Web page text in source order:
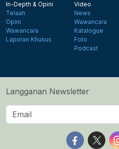
In-Depth & Opini
Telaah
Opini
Wawancara
Laporan Khusus
Video
News
Wawancara
Katalogue
Foto
Podcast
Langganan Newsletter
Follow